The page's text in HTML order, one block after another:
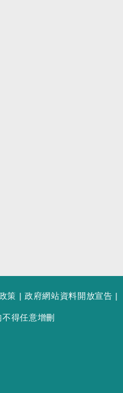
策 |政府網站資料開放宣告 |
得任意增刪